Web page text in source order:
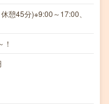
憩45分)※9:00～17:00、